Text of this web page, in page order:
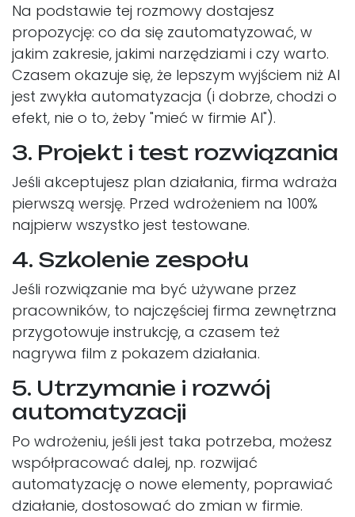
Na podstawie tej rozmowy dostajesz
propozycję: co da się zautomatyzować, w
jakim zakresie, jakimi narzędziami i czy warto.
Czasem okazuje się, że lepszym wyjściem niż AI
jest zwykła automatyzacja (i dobrze, chodzi o
efekt, nie o to, żeby "mieć w firmie AI").
3. Projekt i test rozwiązania
Jeśli akceptujesz plan działania, firma wdraża
pierwszą wersję. Przed wdrożeniem na 100%
najpierw wszystko jest testowane.
4. Szkolenie zespołu
Jeśli rozwiązanie ma być używane przez
pracowników, to najczęściej firma zewnętrzna
przygotowuje instrukcję, a czasem też
nagrywa film z pokazem działania.
5. Utrzymanie i rozwój
automatyzacji
Po wdrożeniu, jeśli jest taka potrzeba, możesz
współpracować dalej, np. rozwijać
automatyzację o nowe elementy, poprawiać
działanie, dostosować do zmian w firmie.​